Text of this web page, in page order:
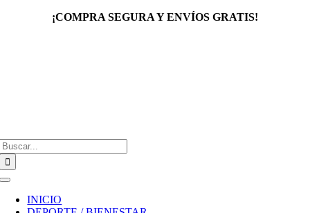
¡COMPRA SEGURA Y ENVÍOS GRATIS!
Toggle
Navigation
INICIO